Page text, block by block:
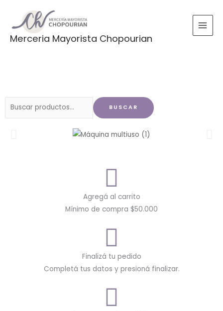
contenido
Merceria Mayorista Chopourian
Buscar
BUSCAR
Agregá al carrito
Mínimo de compra $50.000
Finalizá tu pedido
Completá tus datos y presioná finalizar.